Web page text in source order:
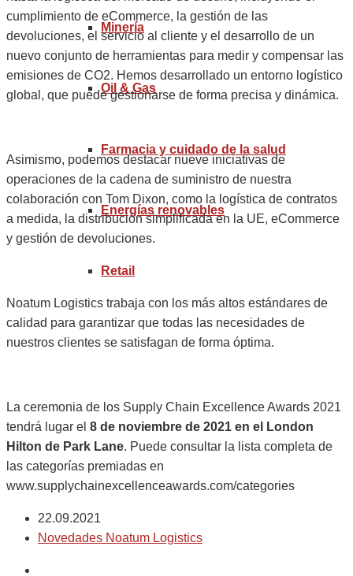
Minería
Oil & Gas
Farmacia y cuidado de la salud
Energías renovables
Retail
cumplimiento de eCommerce, la gestión de las
devoluciones, el servicio al cliente y el desarrollo de un
nuevo conjunto de herramientas para medir y compensar las
emisiones de CO2. Hemos desarrollado un entorno logístico
global, que puede gestionarse de forma precisa y dinámica.
Asimismo, podemos destacar nueve iniciativas de
operaciones de la cadena de suministro de nuestra
colaboración con Tom Dixon, como la logística de contratos
a medida, la distribución simplificada en la UE, eCommerce
y gestión de devoluciones.
Noatum Logistics trabaja con los más altos estándares de
calidad para garantizar que todas las necesidades de
nuestros clientes se satisfagan de forma óptima.
La ceremonia de los Supply Chain Excellence Awards 2021
tendrá lugar el 8 de noviembre de 2021 en el London
Hilton de Park Lane. Puede consultar la lista completa de
las categorías premiadas en
www.supplychainexcellenceawards.com/categories
22.09.2021
Novedades Noatum Logistics